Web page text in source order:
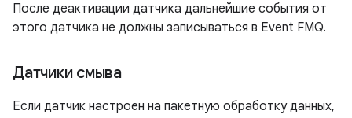
После деактивации датчика дальнейшие события от
этого датчика не должны записываться в Event FMQ.
Датчики смыва
Если датчик настроен на пакетную обработку данных,